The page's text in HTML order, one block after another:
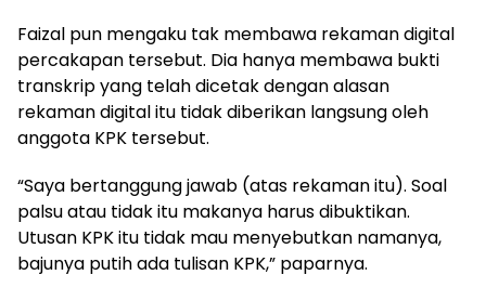
Faizal pun mengaku tak membawa rekaman digital
percakapan tersebut. Dia hanya membawa bukti
transkrip yang telah dicetak dengan alasan
rekaman digital itu tidak diberikan langsung oleh
anggota KPK tersebut.
“Saya bertanggung jawab (atas rekaman itu). Soal
palsu atau tidak itu makanya harus dibuktikan.
Utusan KPK itu tidak mau menyebutkan namanya,
bajunya putih ada tulisan KPK,” paparnya.